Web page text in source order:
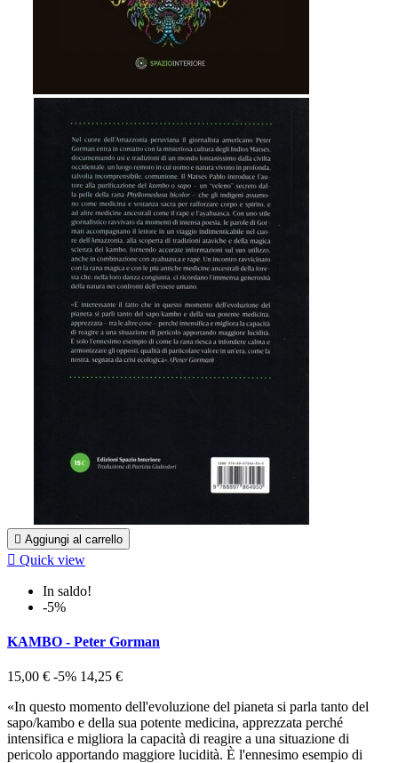
 Aggiungi al carrello
 Quick view
In saldo!
-5%
KAMBO - Peter Gorman
15,00 € -5% 14,25 €
«In questo momento dell'evoluzione del pianeta si parla tanto del
sapo/kambo e della sua potente medicina, apprezzata perché
intensifica e migliora la capacità di reagire a una situazione di
pericolo apportando maggiore lucidità. È l'ennesimo esempio di